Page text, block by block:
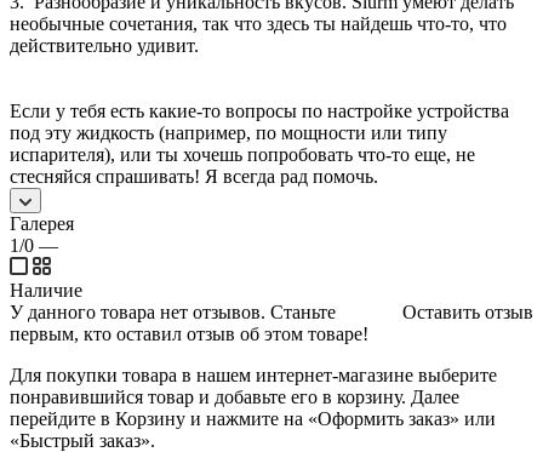
необычные сочетания, так что здесь ты найдешь что-то, что
действительно удивит.
Если у тебя есть какие-то вопросы по настройке устройства
под эту жидкость (например, по мощности или типу
испарителя), или ты хочешь попробовать что-то еще, не
стесняйся спрашивать! Я всегда рад помочь.
Галерея
1/0 —
Наличие
Оставить отзыв
У данного товара нет отзывов. Станьте
первым, кто оставил отзыв об этом товаре!
Для покупки товара в нашем интернет-магазине выберите
понравившийся товар и добавьте его в корзину. Далее
перейдите в Корзину и нажмите на «Оформить заказ» или
«Быстрый заказ».